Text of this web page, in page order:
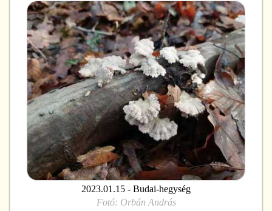
2023.01.15 - Budai-hegység
Fotó: Orbán András